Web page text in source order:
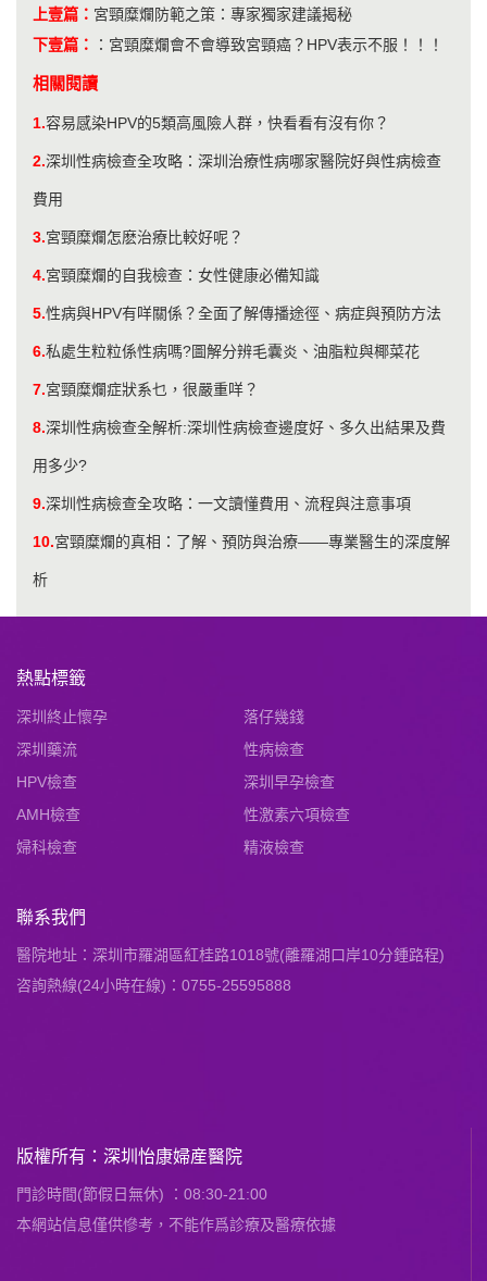
上壹篇： 宮頸糜爛防範之策：專家獨家建議揭秘
下壹篇：
： 宮頸糜爛會不會導致宮頸癌？HPV表示不服！！！
相關閱讀
1.​容易感染HPV的5類高風險人群，快看看有沒有你？
2.深圳性病檢查全攻略：深圳治療性病哪家醫院好與性病檢查
費用
3.宮頸糜爛怎麽治療比較好呢？
4.宮頸糜爛的自我檢查：女性健康必備知識
5.性病與HPV有咩關係？全面了解傳播途徑、病症與預防方法
6.私處生粒粒係性病嗎?圖解分辨毛囊炎、油脂粒與椰菜花
7.宮頸糜爛症狀系乜，很嚴重咩？
8.​深圳性病檢查全解析:深圳性病檢查邊度好、多久出結果及費
用多少?
9.深圳性病檢查全攻略：一文讀懂費用、流程與注意事項
10.宮頸糜爛的真相：了解、預防與治療——專業醫生的深度解
析
熱點標籤
深圳終止懷孕
落仔幾錢
深圳藥流
性病檢查
HPV檢查
深圳早孕檢查
AMH檢查
性激素六項檢查
婦科檢查
精液檢查
聯系我們
醫院地址：深圳市羅湖區紅桂路1018號(離羅湖口岸10分鍾路程)
咨詢熱線(24小時在線)：0755-25595888
版權所有：深圳怡康婦産醫院
門診時間(節假日無休) ：08:30-21:00
本網站信息僅供慘考，不能作爲診療及醫療依據